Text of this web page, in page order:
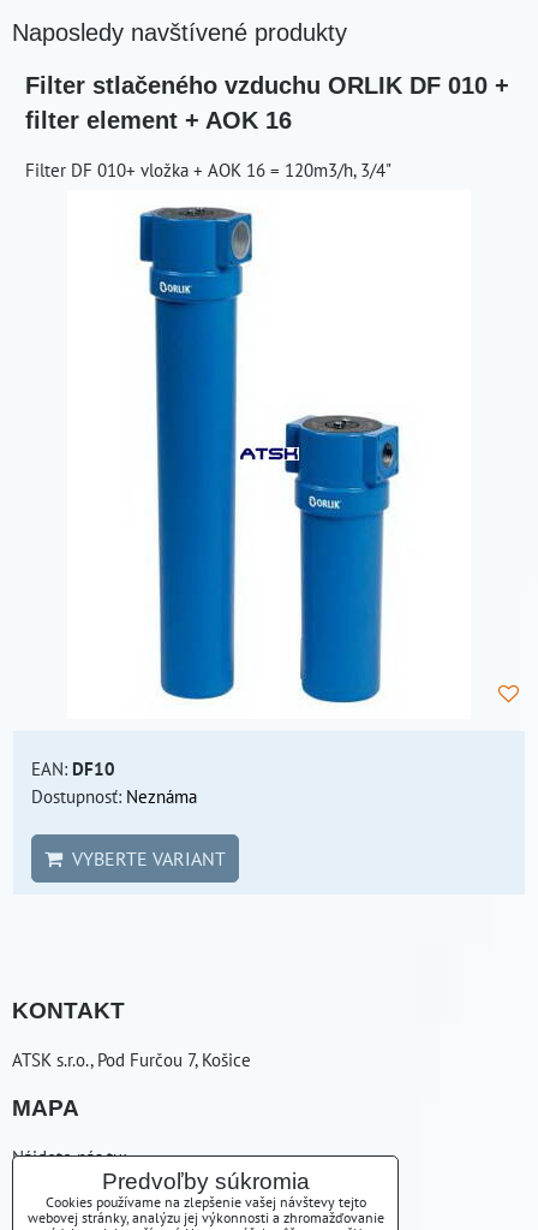
Naposledy navštívené produkty
Filter stlačeného vzduchu ORLIK DF 010 +
filter element + AOK 16
Filter DF 010+ vložka + AOK 16 = 120m3/h, 3/4"
EAN: DF10
Dostupnosť: Neznáma
VYBERTE VARIANT
KONTAKT
ATSK s.r.o., Pod Furčou 7, Košice
MAPA
Nájdete nás tu:
ZAVOLÁME VÁM SPÄŤ
Predvoľby súkromia
Cookies používame na zlepšenie vašej návštevy tejto
webovej stránky, analýzu jej výkonnosti a zhromažďovanie